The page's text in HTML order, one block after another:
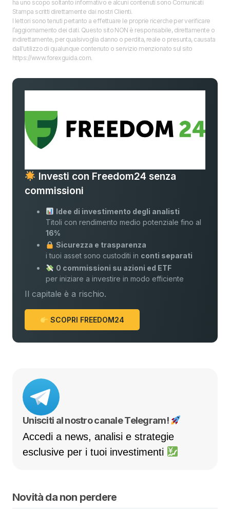
ha uno scopo soltanto informativo e alcuni contenuti sono Comunicati
Stampa scritti direttamente dai nostri Clienti.
I lettori sono tenuti pertanto a effettuare le proprie ricerche per verificare
l’aggiornamento dei dati. Questo sito NON è responsabile, direttamente o
indirettamente, per qualsivoglia danno o perdita, reale o presunta, causata
dall'utilizzo di qualunque contenuto o servizio menzionato sul sito
https://www.forexguida.com.
Investi con Freedom24 senza
commissioni
Idee di investimento degli analisti
Titoli con rendimento medio potenziale fino al
16%
Sicurezza e trasparenza
i tuoi asset sono custoditi in conti separati
0 commissioni su azioni ed ETF
per iniziare a investire in modo efficiente
Il capitale è a rischio.
SCOPRI FREEDOM24
Unisciti al nostro canale Telegram!
Accedi a news, analisi e strategie
esclusive per i tuoi investimenti
Novità da non perdere